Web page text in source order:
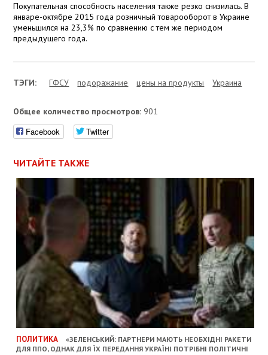
Покупательная способность населения также резко снизилась. В
январе-октябре 2015 года розничный товарооборот в Украине
уменьшился на 23,3% по сравнению с тем же периодом
предыдущего года.
ТЭГИ: ГФСУ подоражание цены на продукты Украина
Общее количество просмотров: 901
Facebook Twitter
ЧИТАЙТЕ ТАКЖЕ
ПОЛИТИКА
«ЗЕЛЕНСЬКИЙ: ПАРТНЕРИ МАЮТЬ НЕОБХІДНІ РАКЕТИ
ДЛЯ ППО, ОДНАК ДЛЯ ЇХ ПЕРЕДАННЯ УКРАЇНІ ПОТРІБНІ ПОЛІТИЧНІ